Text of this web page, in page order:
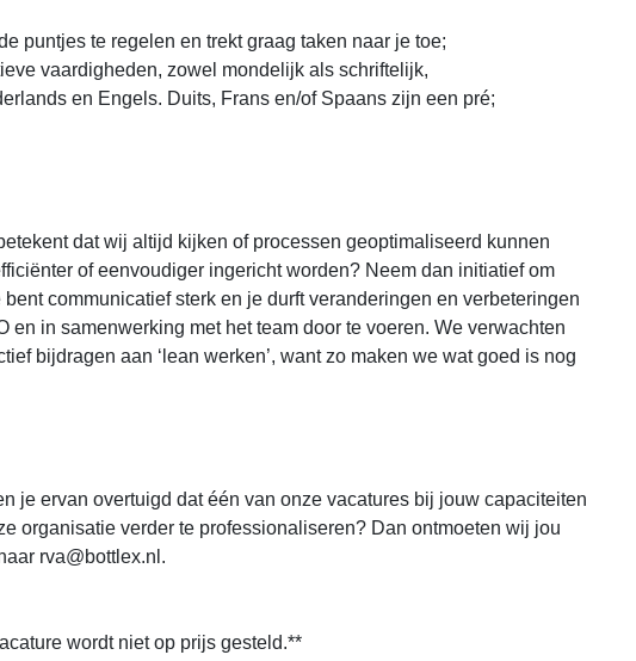
puntjes te regelen en trekt graag taken naar je toe;
vaardigheden, zowel mondelijk als schriftelijk,
en Engels. Duits, Frans en/of Spaans zijn een pré;
dat wij altijd kijken of processen geoptimaliseerd kunnen
of eenvoudiger ingericht worden? Neem dan initiatief om
communicatief sterk en je durft veranderingen en verbeteringen
en in samenwerking met het team door te voeren. We verwachten
bijdragen aan ‘lean werken’, want zo maken we wat goed is nog
je ervan overtuigd dat één van onze vacatures bij jouw capaciteiten
organisatie verder te professionaliseren? Dan ontmoeten wij jou
rva@bottlex.nl.
wordt niet op prijs gesteld.**